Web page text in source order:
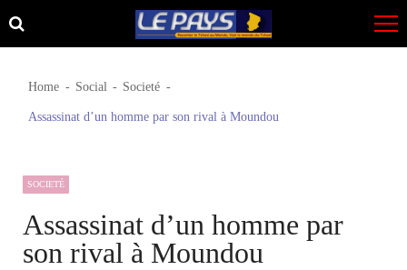
Skip
to
Skip
to
Home Social Societé
Assassinat d’un homme par son rival à Moundou
SOCIETÉ
Assassinat d’un homme par
son rival à Moundou